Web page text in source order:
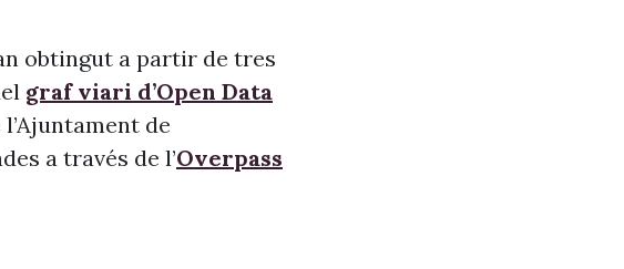
obtingut a partir de tres
graf viari d’Open Data
l’Ajuntament de
a través de l’Overpass